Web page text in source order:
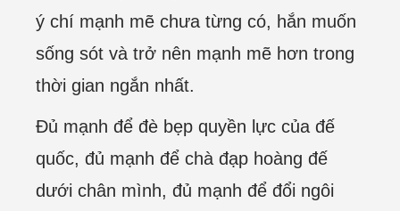
ý chí mạnh mẽ chưa từng có, hắn muốn
sống sót và trở nên mạnh mẽ hơn trong
thời gian ngắn nhất.
Đủ mạnh để đè bẹp quyền lực của đế
quốc, đủ mạnh để chà đạp hoàng đế
dưới chân mình, đủ mạnh để đổi ngôi